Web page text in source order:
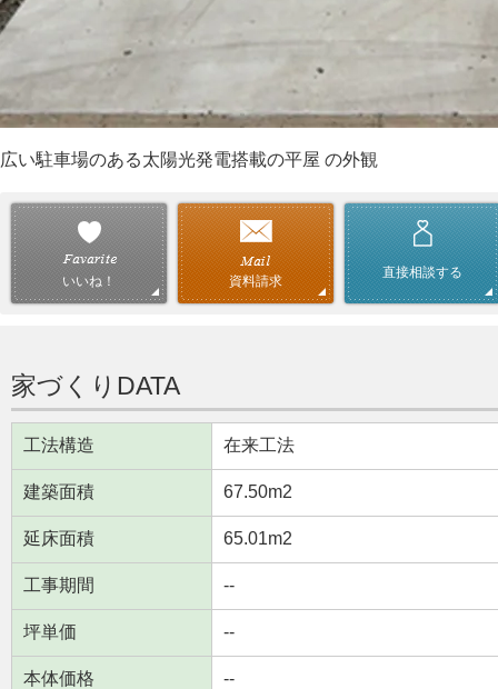
広い駐車場のある太陽光発電搭載の平屋 の外観
いいね！ 資料請求
直接相談する
家づくりDATA
工法構造 在来工法
建築面積 67.50m2
延床面積 65.01m2
工事期間 --
坪単価 --
本体価格 --